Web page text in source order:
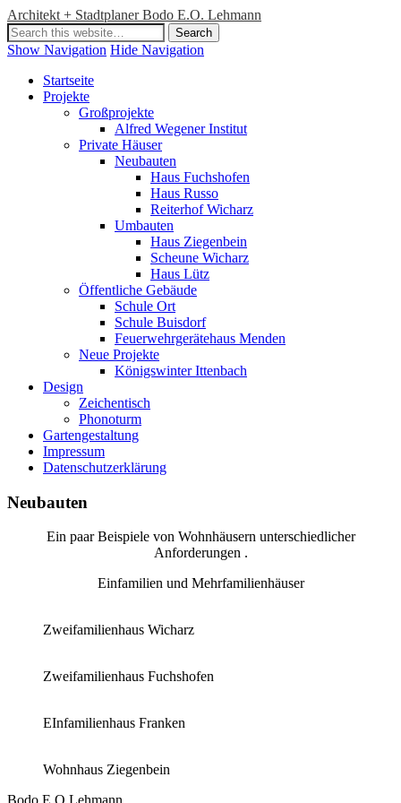
Architekt + Stadtplaner Bodo E.O. Lehmann
Show Navigation Hide Navigation
Startseite
Projekte
Großprojekte
Alfred Wegener Institut
Private Häuser
Neubauten
Haus Fuchshofen
Haus Russo
Reiterhof Wicharz
Umbauten
Haus Ziegenbein
Scheune Wicharz
Haus Lütz
Öffentliche Gebäude
Schule Ort
Schule Buisdorf
Feuerwehrgerätehaus Menden
Neue Projekte
Königswinter Ittenbach
Design
Zeichentisch
Phonoturm
Gartengestaltung
Impressum
Datenschutzerklärung
Neubauten
Ein paar Beispiele von Wohnhäusern unterschiedlicher
Anforderungen .
Einfamilien und Mehrfamilienhäuser
Zweifamilienhaus Wicharz
Zweifamilienhaus Fuchshofen
EInfamilienhaus Franken
Wohnhaus Ziegenbein